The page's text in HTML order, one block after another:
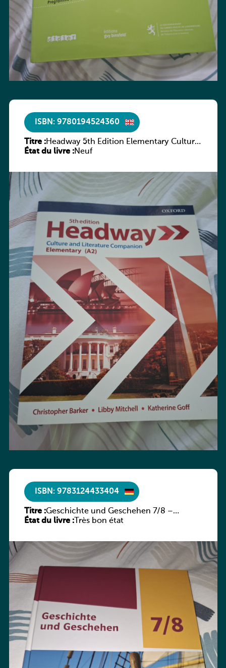
ISBN: 9780194524360
Titre :Headway 5th Edition Elementary Culture
and Literature Companion
État du livre :Neuf
ISBN: 9783124433404
Titre :Geschichte und Geschehen 7/8 –
Rheinland-Pfalz
État du livre :Très bon état